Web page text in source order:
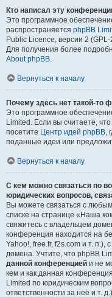
Кто написал эту
Это программное
распространяется phpBB
Public Licence, версии 2
Для получения более
About phpBB.
Вернуться к началу
Почему здесь нет такой-то
Это программное
Limited. Если вы считаете,
посетите Центр идей phpBB,
поданные идеи или
Вернуться к началу
С кем можно связаться по
юридических вопросов,
Вы можете связаться с
списке на странице «Наша
свяжитесь с владельцем
конференция находится на
Yahoo!, free.fr, f2s.com и т. п.),
домена. Учтите, что phpBB
данной конференцией и не
кем и как данная
Limited по юридическим
ответственности за неё и т.